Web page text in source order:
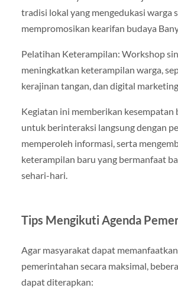
tradisi lokal yang mengedukasi warga
mempromosikan kearifan budaya
Pelatihan Keterampilan: Workshop
meningkatkan keterampilan warga,
kerajinan tangan, dan digital marketing.
Kegiatan ini memberikan kesempatan
untuk berinteraksi langsung dengan
memperoleh informasi, serta
keterampilan baru yang bermanfaat
sehari-hari.
Tips Mengikuti Agenda
Agar masyarakat dapat
pemerintahan secara maksimal,
dapat diterapkan: